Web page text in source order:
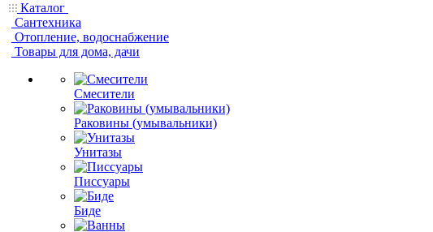
Каталог
Сантехника
Отопление, водоснабжение
Товары для дома, дачи
Смесители
Раковины (умывальники)
Унитазы
Писсуары
Биде